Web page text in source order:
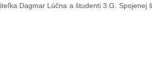
Dagmar Lúčna a študenti 3.G. Spojenej